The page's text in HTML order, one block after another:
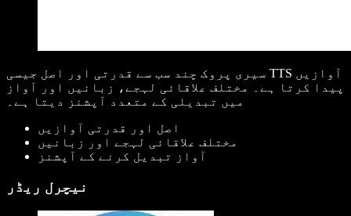
سیری پروک چند سب سے قدرتی اور اصل جیسی TTS آوازیں
پیدا کرتا ہے۔ مختلف علاقائی لہجے، زبانیں اور آواز
میں تبدیلی کے متعدد آپشنز دیتا ہے۔
اصل اور قدرتی آوازیں
مختلف علاقائی لہجے اور زبانیں
آواز تبدیل کرنے کے آپشنز
نیچرل ریڈر